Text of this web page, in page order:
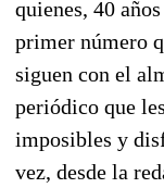
quienes, 40
primer número
siguen con el
periódico que
imposibles y
vez, desde la